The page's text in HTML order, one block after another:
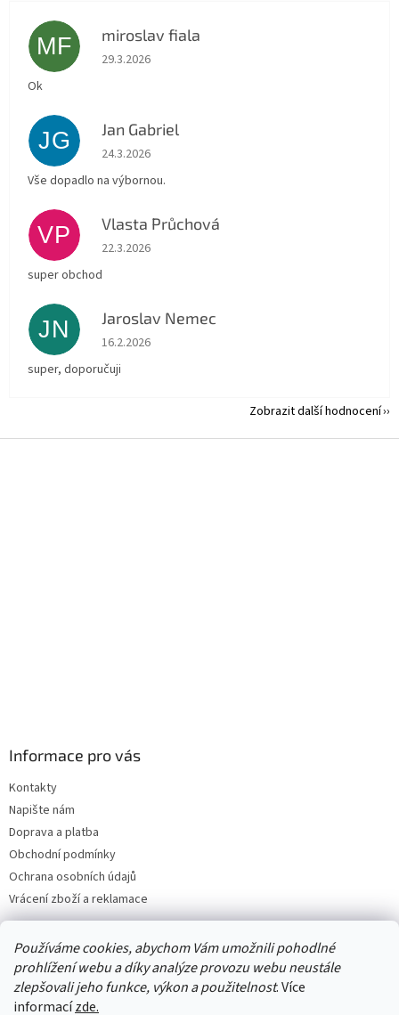
Používáme cookies, abychom Vám umožnili pohodlné
prohlížení webu a díky analýze provozu webu neustále
zlepšovali jeho funkce, výkon a použitelnost. Více
informacízde.
MF miroslav fiala
Hodnocení obchodu je 5 z 5 hvězdiček.
29.3.2026
Ok
JG Jan Gabriel
Hodnocení obchodu je 5 z 5 hvězdiček.
24.3.2026
Vše dopadlo na výbornou.
VP Vlasta Průchová
Hodnocení obchodu je 5 z 5 hvězdiček.
22.3.2026
super obchod
JN Jaroslav Nemec
Hodnocení obchodu je 5 z 5 hvězdiček.
16.2.2026
super, doporučuji
Zobrazit další hodnocení
Informace pro vás
Kontakty
Napište nám
Doprava a platba
Obchodní podmínky
Ochrana osobních údajů
Vrácení zboží a reklamace